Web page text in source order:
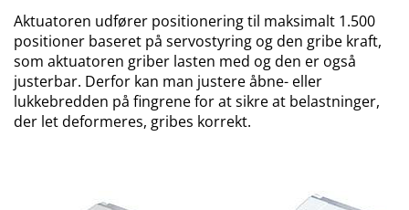
Aktuatoren udfører positionering til maksimalt 1.500
positioner baseret på servostyring og den gribe kraft,
som aktuatoren griber lasten med og den er også
justerbar. Derfor kan man justere åbne- eller
lukkebredden på fingrene for at sikre at belastninger,
der let deformeres, gribes korrekt.